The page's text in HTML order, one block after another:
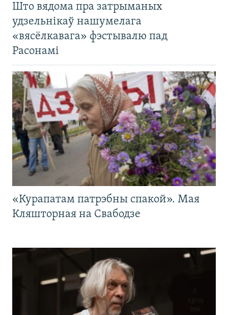
Што вядома пра затрыманых
удзельнікаў нашумелага
«вясёлкавага» фэстывалю пад
Расонамі
«Курапатам патрэбны спакой». Мая
Кляшторная на Свабодзе